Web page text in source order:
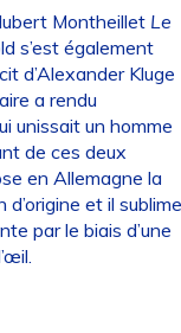
Montheillet Le
s’est également
d’Alexander Kluge
a rendu
unissait un homme
de ces deux
en Allemagne la
et il sublime
par le biais d’une